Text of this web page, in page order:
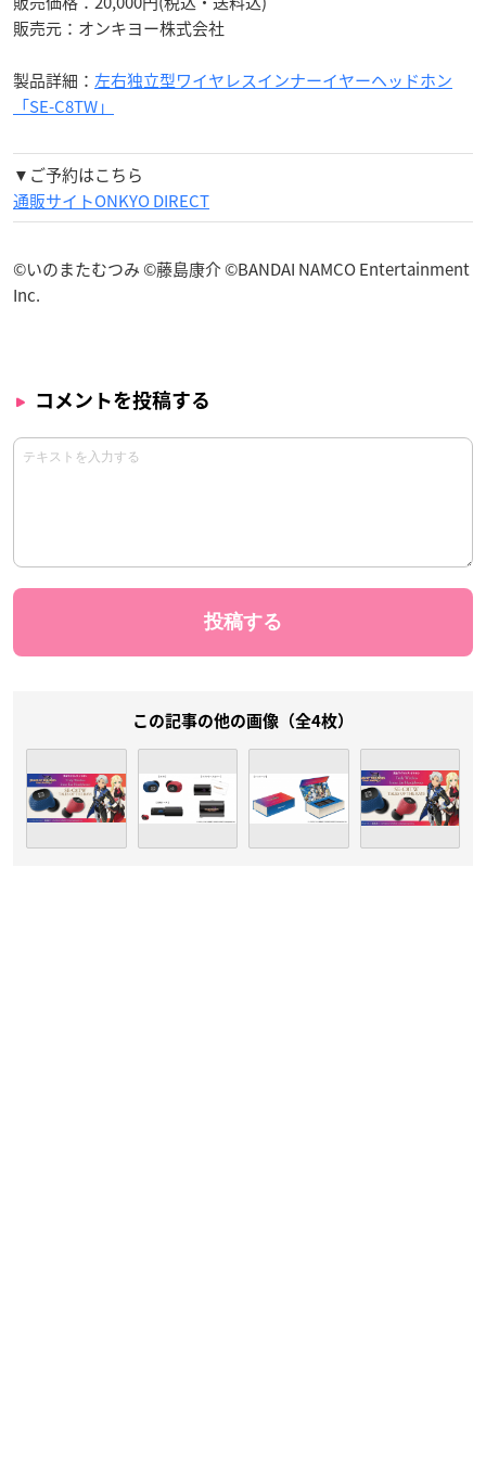
販売元：オンキヨー株式会社
製品詳細： 左右独立型ワイヤレスインナーイヤーヘッドホン
「SE-C8TW」
▼ご予約はこちら
通販サイトONKYO DIRECT
©いのまたむつみ ©藤島康介 ©BANDAI NAMCO Entertainment
Inc.
コメントを投稿する
この記事の他の画像（全4枚）